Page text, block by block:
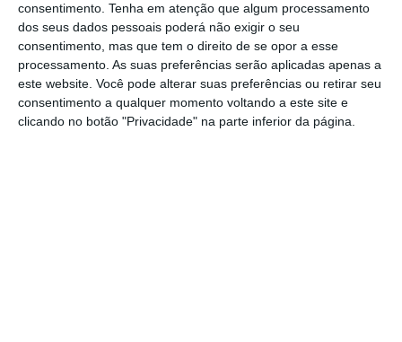
consentimento. Tenha em atenção que algum processamento
dos seus dados pessoais poderá não exigir o seu
consentimento, mas que tem o direito de se opor a esse
processamento. As suas preferências serão aplicadas apenas a
este website. Você pode alterar suas preferências ou retirar seu
consentimento a qualquer momento voltando a este site e
clicando no botão "Privacidade" na parte inferior da página.
“Na esmagadora maioria dos casos, o regime
da tributação conjunta é mais benéfico”
sublinha Luís Leon,partnerda Deloitte.
Manuel Faustino, antigo diretor do IRS,
corrobora esta recomendação, embora note